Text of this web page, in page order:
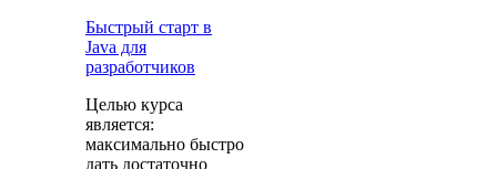
Быстрый старт в
Java для
разработчиков
Целью курса
является:
максимально быстро
дать достаточно